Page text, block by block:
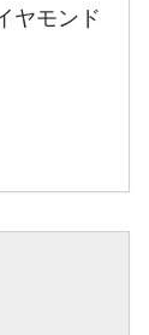
ヤモンド